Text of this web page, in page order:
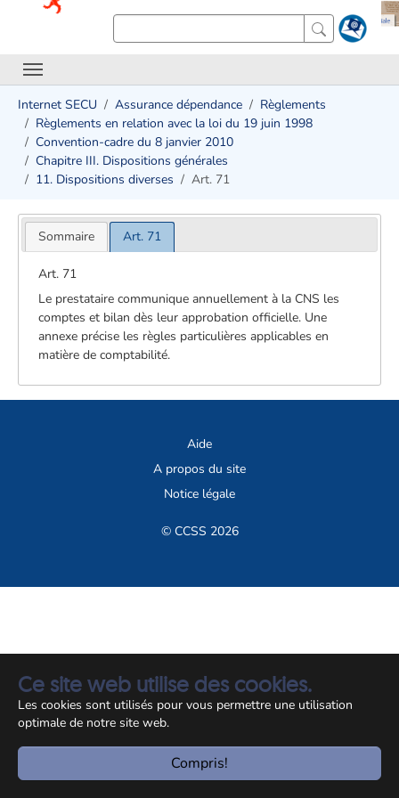
Ce site web utilise des cookies.
Les cookies sont utilisés pour vous permettre une utilisation
optimale de notre site web.
Compris!
Internet SECU Assurance dépendance
Règlements
Règlements en relation avec la loi du 19 juin 1998
Convention-cadre du 8 janvier 2010
Chapitre III. Dispositions générales
11. Dispositions diverses
Art. 71
Sommaire Art. 71
Art. 71
Le prestataire communique annuellement à la CNS les
comptes et bilan dès leur approbation officielle. Une
annexe précise les règles particulières applicables en
matière de comptabilité.
Aide
A propos du site
Notice légale
© CCSS 2026